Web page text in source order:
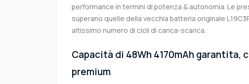
performance in termini di potenza & autonomia. Le
superano quelle della vecchia batteria originale
altissimo numero di cicli di carica-scarica.
Capacità di 48Wh 4170mAh garantita,
premium